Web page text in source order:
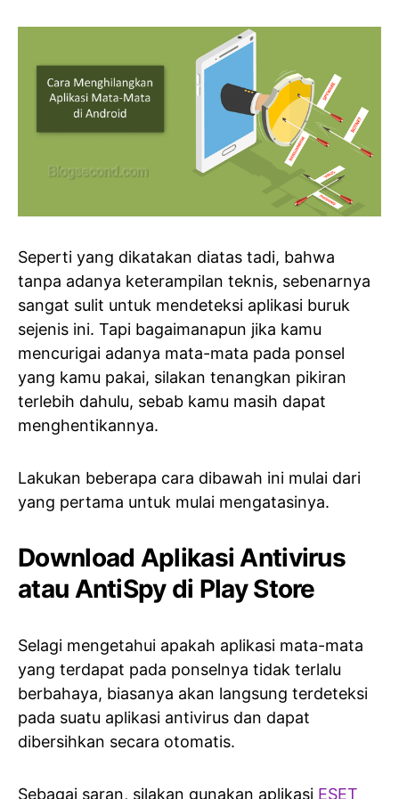
Seperti yang dikatakan diatas tadi, bahwa
tanpa adanya keterampilan teknis, sebenarnya
sangat sulit untuk mendeteksi aplikasi buruk
sejenis ini. Tapi bagaimanapun jika kamu
mencurigai adanya mata-mata pada ponsel
yang kamu pakai, silakan tenangkan pikiran
terlebih dahulu, sebab kamu masih dapat
menghentikannya.
Lakukan beberapa cara dibawah ini mulai dari
yang pertama untuk mulai mengatasinya.
Download Aplikasi Antivirus
atau AntiSpy di Play Store
Selagi mengetahui apakah aplikasi mata-mata
yang terdapat pada ponselnya tidak terlalu
berbahaya, biasanya akan langsung terdeteksi
pada suatu aplikasi antivirus dan dapat
dibersihkan secara otomatis.
Sebagai saran, silakan gunakan aplikasi ESET